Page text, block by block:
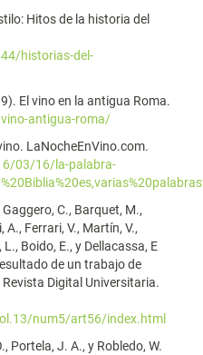
Hitos de la historia del
historias-del-
El vino en la antigua Roma.
antigua-roma/
LaNocheEnVino.com.
03/16/la-palabra-
C., Barquet, M.,
A., Ferrari, V., Martín, V.,
Boido, E., y Dellacassa, E
de un trabajo de
Digital Universitaria.
num5/art56/index.html
Portela, J. A., y Robledo, W.